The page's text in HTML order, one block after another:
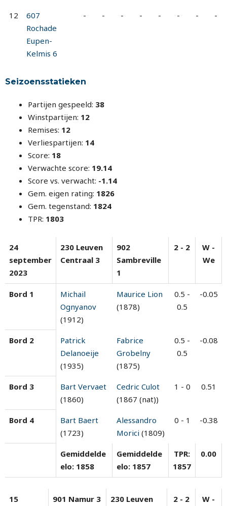
12
607
Rochade
Eupen-
Kelmis 6
- - - - - - - -
Seizoensstatieken
Partijen gespeeld: 38
Winstpartijen: 12
Remises: 12
Verliespartijen: 14
Score: 18
Verwachte score: 19.14
Score vs. verwacht: -1.14
Gem. eigen rating: 1826
Gem. tegenstand: 1824
TPR: 1803
24
september
2023
230 Leuven
Centraal 3
902
Sambreville
1
2 - 2
W -
We
Bord 1
Michail
Ognyanov
(1912)
Maurice Lion
(1878)
0.5 -
0.5
-0.05
Bord 2
Patrick
Delanoeije
(1935)
Fabrice
Grobelny
(1875)
0.5 -
0.5
-0.08
Bord 3
Bart Vervaet
(1860)
Cedric Culot
(1867 (nat))
1 - 0 0.51
Bord 4
Bart Baert
(1723)
Alessandro
Morici (1809)
0 - 1 -0.38
Gemiddelde
elo: 1858
Gemiddelde
elo: 1857
TPR:
1857
0.00
15 901 Namur 3 230 Leuven 2 - 2 W -